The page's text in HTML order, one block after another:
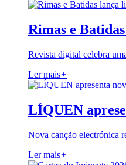
Rimas e
Revista digital celebra
Ler mais+
LÍQUEN
Nova canção electrónica
Ler mais+